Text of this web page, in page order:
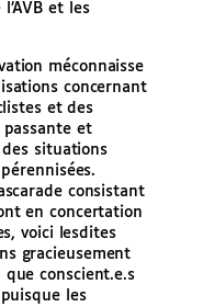
et les
méconnaisse
concernant
et des
et
situations
consistant
en concertation
voici lesdites
gracieusement
que conscient.e.s
les